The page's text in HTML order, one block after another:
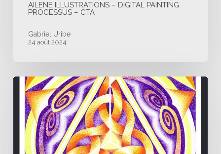
AILENE ILLUSTRATIONS – DIGITAL PAINTING
PROCESSUS – CTA
Gabriel Uribe
24 août 2024
Illustrations
Aquarelle
Jeu
cartes
Oracle